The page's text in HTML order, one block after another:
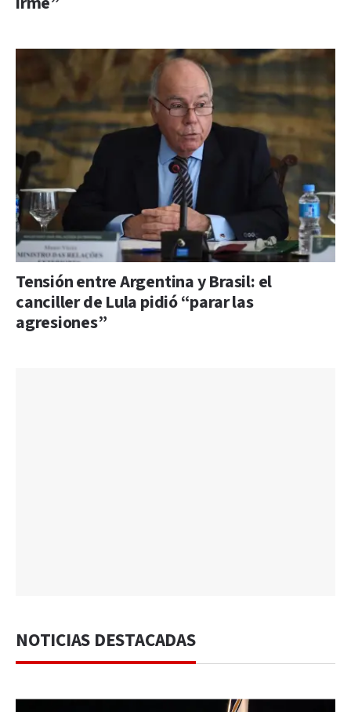
Tensión entre Argentina y Brasil: el
canciller de Lula pidió “parar las
agresiones”
NOTICIAS DESTACADAS